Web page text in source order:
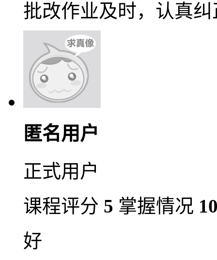
批改作业及时，认真纠
匿名用户
正式用户
课程评分 5 掌握情况
好